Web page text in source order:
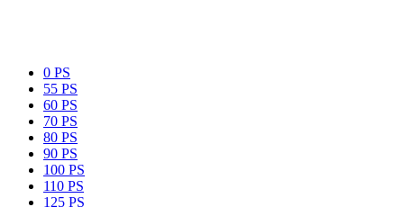
0 PS
55 PS
60 PS
70 PS
80 PS
90 PS
100 PS
110 PS
125 PS